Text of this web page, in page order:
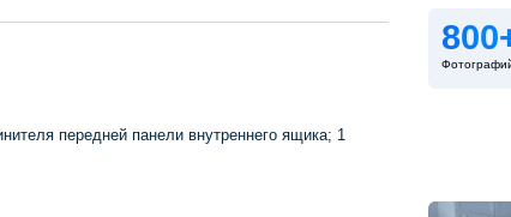
передней панели внутреннего ящика; 1